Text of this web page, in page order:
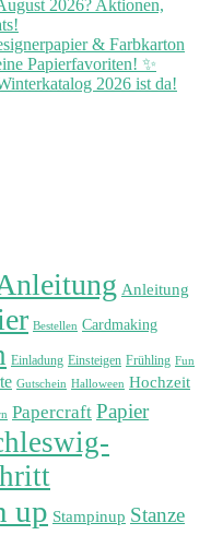
2026? Aktionen,
& Farbkarton
Papierfavoriten! ✨
2026 ist da!
Anleitung
Bestellen Cardmaking
Einladung Einsteigen Frühling Fun
Gutschein Halloween Hochzeit
Papercraft Papier
up Stampinup Stanze